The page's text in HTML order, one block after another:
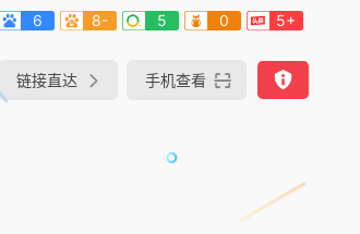
6
8- 5 0 5+
链接直达 手机查看